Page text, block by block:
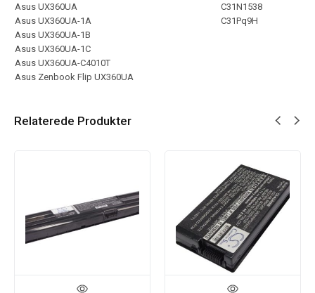
Asus UX360UA
Asus UX360UA-1A
Asus UX360UA-1B
Asus UX360UA-1C
Asus UX360UA-C4010T
Asus Zenbook Flip UX360UA
C31N1538
C31Pq9H
Relaterede Produkter